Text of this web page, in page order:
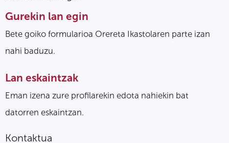
Gurekin lan egin
Bete goiko formularioa Orereta Ikastolaren parte izan
nahi baduzu.
Lan eskaintzak
Eman izena zure profilarekin edota nahiekin bat
datorren eskaintzan.
Kontaktua